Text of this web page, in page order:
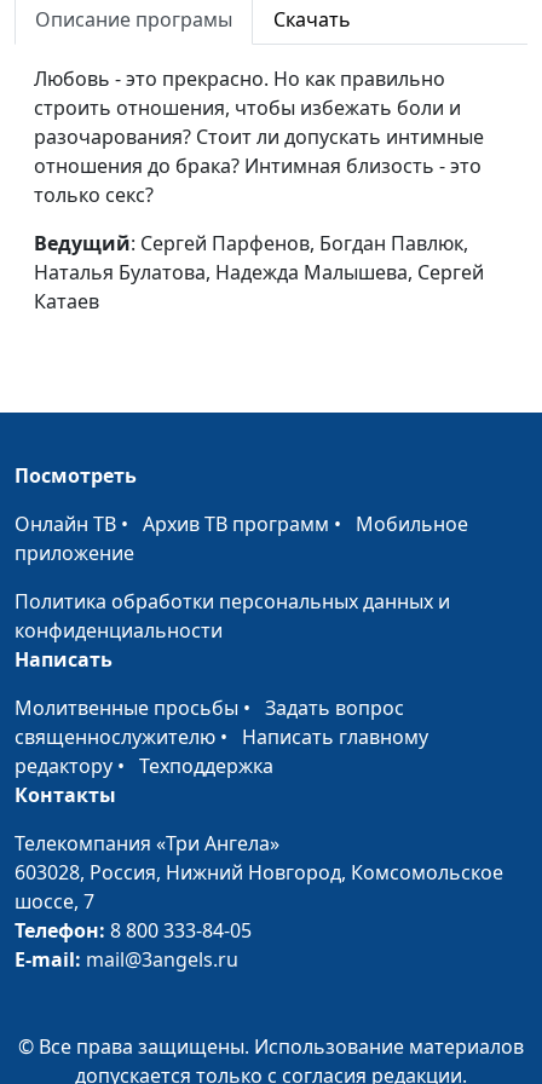
Булатова, Надежда
Карганов
Парни о макияже
девушек
Сергей Парфенов,
Вазген Меграбян, Диана
#42
Как выбирать
друзей?
Сергей Парфенов,
#41
Мне плохо: молчать
Сергей Парфенов,
#40
Как ладить с
соседом по
комнате?
Диана Лаишевцева,
совести
Андрей Караульщиков,
Михаил Титовский,
Наталья Булатова
самооценку
Богдан Павлюк, Михаил
Титовский, Наталья
Как простить друга?
Булатова
Описание програмы Скачать
Любовь - это прекрасно. Но как правильно
строить отношения, чтобы избежать боли и
разочарования? Стоит ли допускать интимные
отношения до брака? Интимная близость - это
только секс?
Ведущий: Сергей Парфенов, Богдан Павлюк,
Наталья Булатова, Надежда Малышева, Сергей
Катаев
Посмотреть
Онлайн ТВ • Архив ТВ программ • Мобильное
приложение
Политика обработки персональных данных и
конфиденциальности
Написать
Молитвенные просьбы • Задать вопрос
священнослужителю • Написать главному
редактору • Техподдержка
Контакты
Телекомпания «Три Ангела»
603028, Россия, Нижний Новгород, Комсомольское
шоссе, 7
Телефон: 8 800 333-84-05
E-mail: mail@3angels.ru
© Все права защищены. Использование материалов
допускается только с согласия редакции.